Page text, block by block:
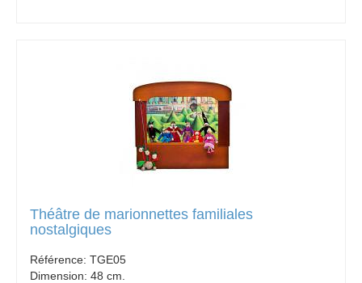
Théâtre de marionnettes familiales
nostalgiques
Référence: TGE05
Dimension: 48 cm.